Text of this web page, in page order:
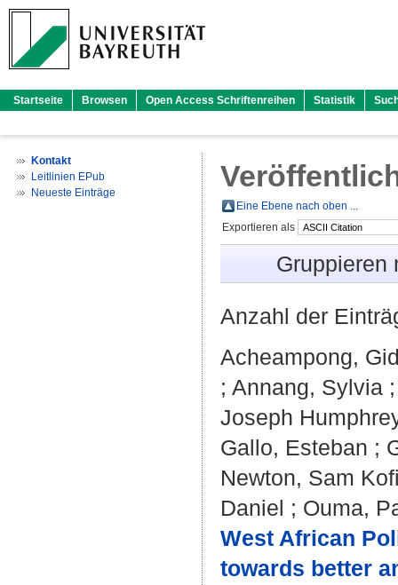
Startseite Browsen Open Access Schriftenreihen Statistik
Kontakt
Leitlinien EPub
Neueste Einträge
Eine Ebene nach oben ...
Exportieren als
Anzahl der
Acheampong,
; Annang, Sylvia
Joseph
Gallo, Esteban ;
Newton, Sam
Daniel ; Ouma,
West African
towards better